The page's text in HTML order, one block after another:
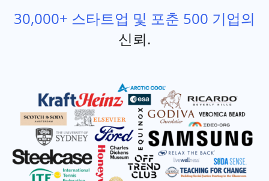
30,000+ 스타트업 및 포춘 500 기업의
신뢰.